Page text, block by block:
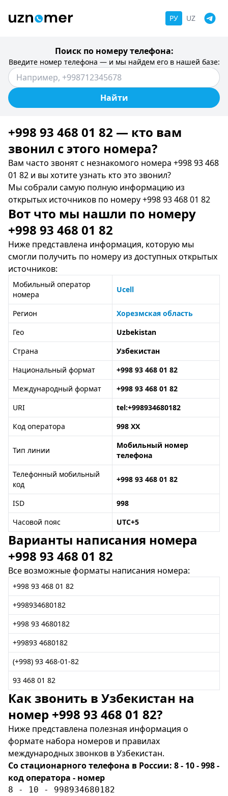
РУ UZ
Поиск по номеру телефона:
Введите номер телефона — и мы найдем его в нашей базе:
Найти
+998 93 468 01 82 — кто вам
звонил c этого номера?
Вам часто звонят с незнакомого номера +998 93 468
01 82 и вы хотите узнать кто это звонил?
Мы собрали самую полную информацию из
открытых источников по номеру +998 93 468 01 82
Вот что мы нашли по номеру
+998 93 468 01 82
Ниже представлена информация, которую мы
смогли получить по номеру из доступных открытых
источников:
Мобильный оператор
номера
Ucell
Регион
Хорезмская область
Гео
Uzbekistan
Страна
Узбекистан
Национальный формат
+998 93 468 01 82
Международный формат
+998 93 468 01 82
URI
tel:+998934680182
Код оператора
998 XX
Тип линии
Мобильный номер
телефона
Телефонный мобильный
код
+998 93 468 01 82
ISD
998
Часовой пояс
UTC+5
Варианты написания номера
+998 93 468 01 82
Все возможные форматы написания номера:
+998 93 468 01 82
+998934680182
+998 93 4680182
+99893 4680182
(+998) 93 468-01-82
93 468 01 82
Как звонить в Узбекистан на
номер +998 93 468 01 82?
Ниже представлена полезная информация о
формате набора номеров и правилах
международных звонков в Узбекистан.
Со стационарного телефона в России: 8 - 10 - 998 -
код оператора - номер
8 - 10 - 998934680182